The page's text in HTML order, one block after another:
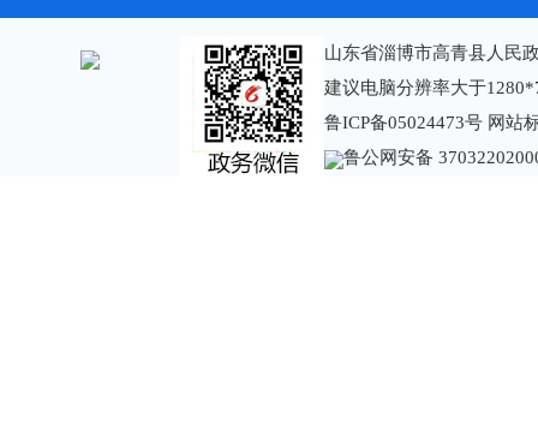
山东省淄博市高青县人民
建议电脑分辨率大于
鲁ICP备05024473号 网站
鲁公网安备